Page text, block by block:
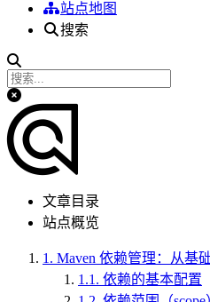
站点地图
搜索
文章目录
站点概览
1. Maven 依赖管理：从基
1.1. 依赖的基本配置